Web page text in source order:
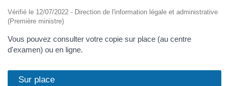
Vérifié le 12/07/2022 - Direction de l'information légale et administrative
(Première ministre)
Vous pouvez consulter votre copie sur place (au centre
d'examen) ou en ligne.
Sur place